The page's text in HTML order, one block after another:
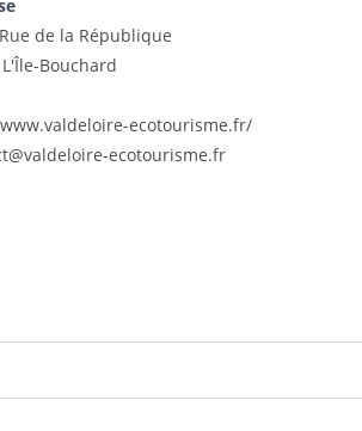
de la République
Bouchard
ecotourisme.fr/
ecotourisme.fr